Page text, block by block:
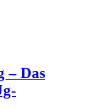
– Das